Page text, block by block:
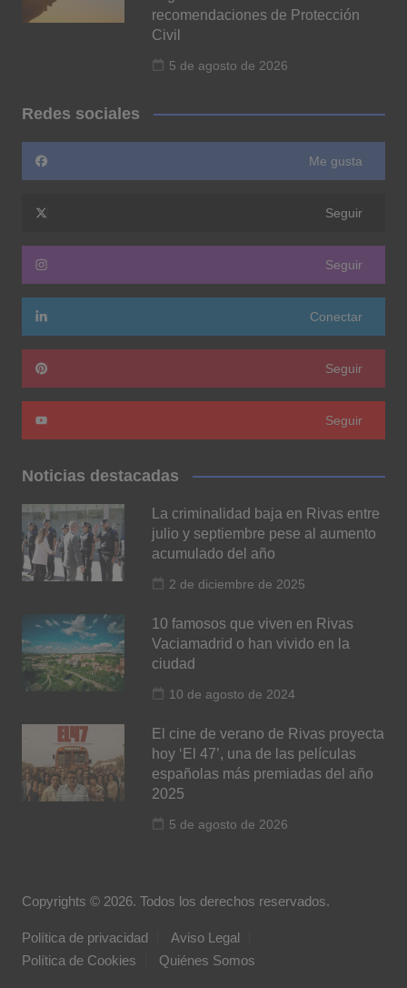
recomendaciones de Protección
Civil
5 de agosto de 2026
Redes sociales
Me gusta
Seguir
Seguir
Conectar
Seguir
Seguir
Noticias destacadas
La criminalidad baja en Rivas entre
julio y septiembre pese al aumento
acumulado del año
2 de diciembre de 2025
10 famosos que viven en Rivas
Vaciamadrid o han vivido en la
ciudad
10 de agosto de 2024
El cine de verano de Rivas proyecta
hoy ‘El 47’, una de las películas
españolas más premiadas del año
2025
5 de agosto de 2026
Copyrights © 2026. Todos los derechos reservados.
Política de privacidad
Aviso Legal
Política de Cookies
Quiénes Somos